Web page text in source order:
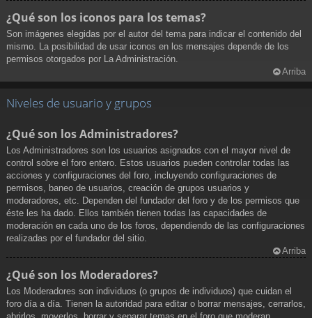
¿Qué son los iconos para los temas?
Son imágenes elegidas por el autor del tema para indicar el contenido del
mismo. La posibilidad de usar iconos en los mensajes depende de los
permisos otorgados por La Administración.
Arriba
Niveles de usuario y grupos
¿Qué son los Administradores?
Los Administradores son los usuarios asignados con el mayor nivel de
control sobre el foro entero. Estos usuarios pueden controlar todas las
acciones y configuraciones del foro, incluyendo configuraciones de
permisos, baneo de usuarios, creación de grupos usuarios y
moderadores, etc. Dependen del fundador del foro y de los permisos que
éste les ha dado. Ellos también tienen todas las capacidades de
moderación en cada uno de los foros, dependiendo de las configuraciones
realizadas por el fundador del sitio.
Arriba
¿Qué son los Moderadores?
Los Moderadores son individuos (o grupos de individuos) que cuidan el
foro día a día. Tienen la autoridad para editar o borrar mensajes, cerrarlos,